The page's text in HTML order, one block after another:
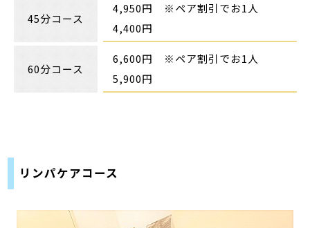
45分コース
4,950円 ※ペア割引でお1人
4,400円
60分コース
6,600円 ※ペア割引でお1人
5,900円
リンパケアコース